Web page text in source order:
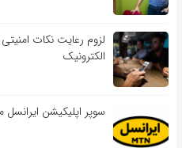
لزوم رعایت نکات
الکترونیک
سوپر اپلیکیشن ایرانسل من،